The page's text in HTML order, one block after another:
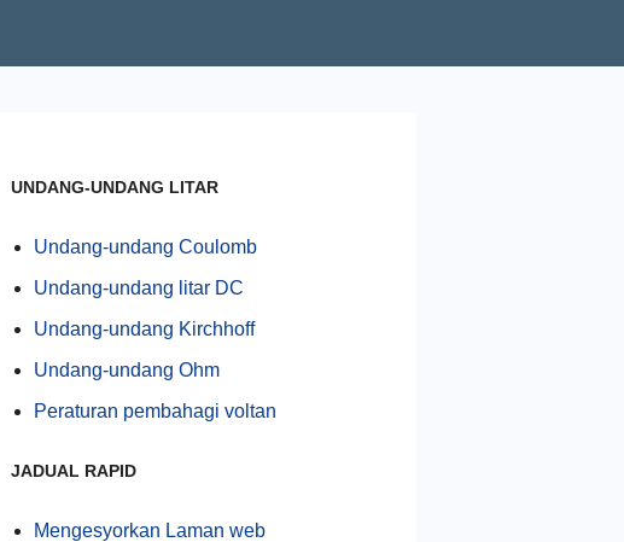
UNDANG-UNDANG LITAR
Undang-undang Coulomb
Undang-undang litar DC
Undang-undang Kirchhoff
Undang-undang Ohm
Peraturan pembahagi voltan
JADUAL RAPID
Mengesyorkan Laman web